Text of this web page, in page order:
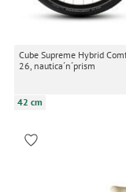
Cube Supreme Hybrid
26, nautica´n´prism
42 cm